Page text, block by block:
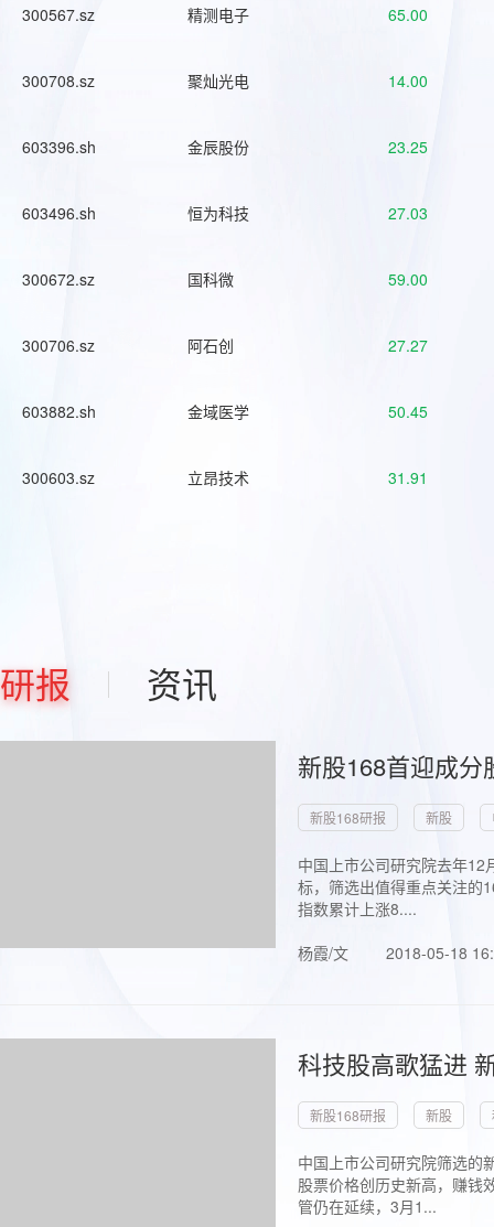
300567.sz 精测电子 65.00
300708.sz 聚灿光电 14.00
603396.sh 金辰股份 23.25
603496.sh 恒为科技 27.03
300672.sz 国科微 59.00
300706.sz 阿石创 27.27
603882.sh 金域医学 50.45
300603.sz 立昂技术 31.91
研报 资讯
新股168首迎成
新股168研报 新股
中国上市公司研究院去年
标，筛选出值得重点关注的
指数累计上涨8....
杨霞/文
2018-05-18
科技股高歌猛进
新股168研报 新股
中国上市公司研究院筛选的
股票价格创历史新高，赚钱
管仍在延续，3月1...